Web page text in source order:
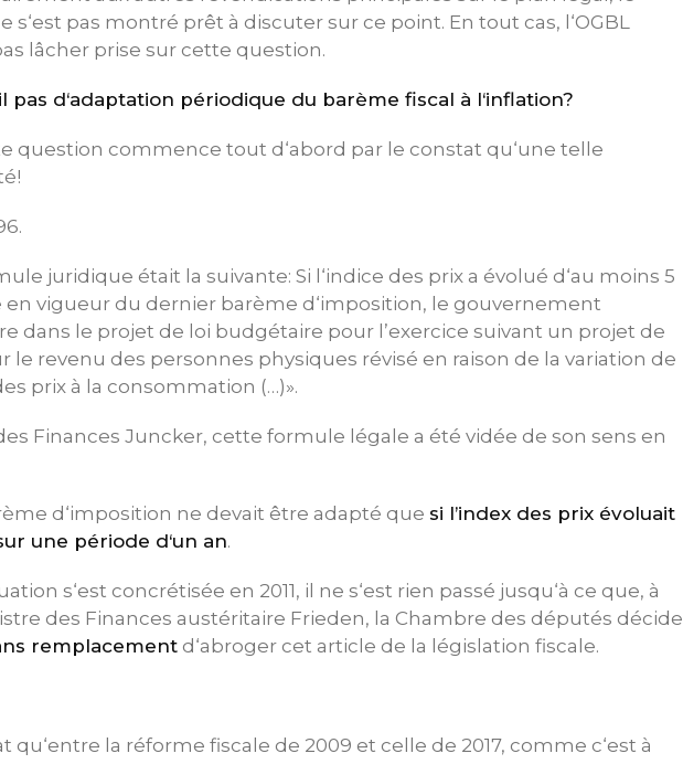
pas montré prêt à discuter sur ce point. En tout cas, l‘OGBL
lâcher prise sur cette question.
pas d‘adaptation périodique du barème fiscal à l‘inflation?
question commence tout d‘abord par le constat qu‘une telle
juridique était la suivante: Si l‘indice des prix a évolué d‘au moins 5
en vigueur du dernier barème d‘imposition, le gouvernement
dans le projet de loi budgétaire pour l’exercice suivant un projet de
le revenu des personnes physiques révisé en raison de la variation de
prix à la consommation (…)».
Finances Juncker, cette formule légale a été vidée de son sens en
d‘imposition ne devait être adapté que si l’index des prix évoluait
une période d‘un an.
s‘est concrétisée en 2011, il ne s‘est rien passé jusqu‘à ce que, à
des Finances austéritaire Frieden, la Chambre des députés décide
remplacementd‘abroger cet article de la législation fiscale.
qu‘entre la réforme fiscale de 2009 et celle de 2017, comme c‘est à